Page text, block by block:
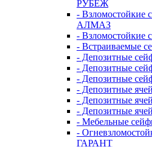
РУБЕЖ
- Взломостойкие
АЛМАЗ
- Взломостойкие
- Встраиваемые
- Депозитные
- Депозитные
- Депозитные
- Депозитные
- Депозитные
- Депозитные
- Мебельные
-
ГАРАНТ